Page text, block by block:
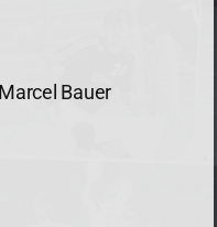
Bauer